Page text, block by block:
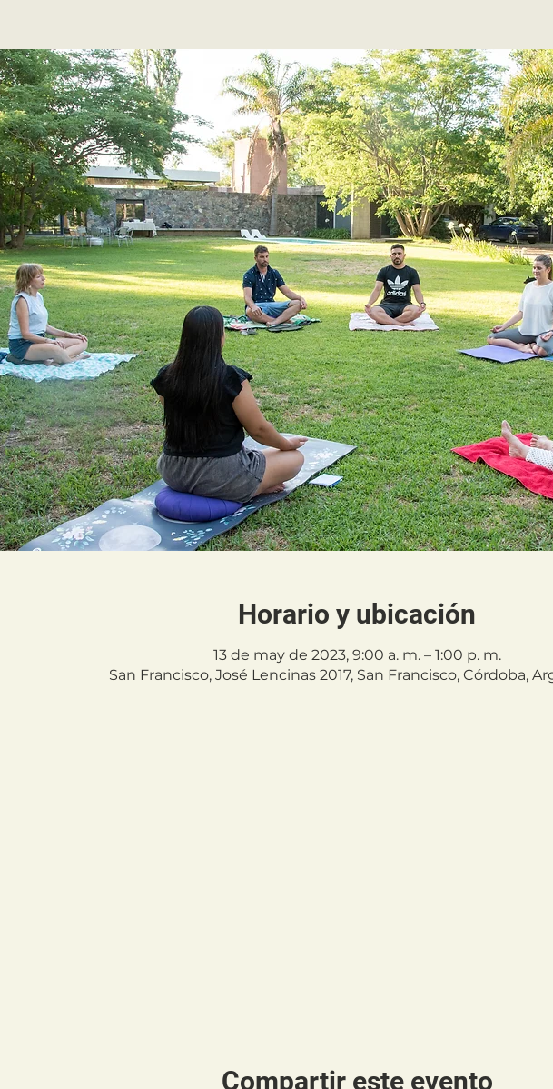
Horario y ubicación
13 de may de 2023, 9:00 a. m. – 1:00 p. m.
San Francisco, José Lencinas 2017, San Francisco, Córdoba,
Compartir este evento